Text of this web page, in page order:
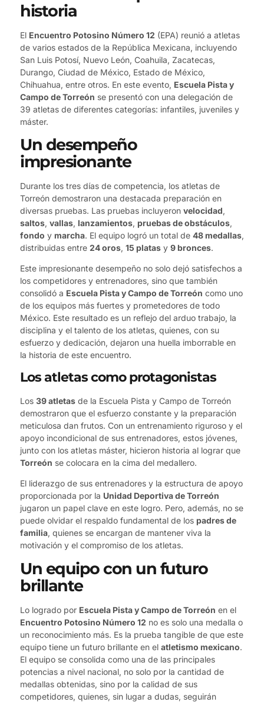
historia
El Encuentro Potosino Número 12 (EPA) reunió a atletas
de varios estados de la República Mexicana, incluyendo
San Luis Potosí, Nuevo León, Coahuila, Zacatecas,
Durango, Ciudad de México, Estado de México,
Chihuahua, entre otros. En este evento, Escuela Pista y
Campo de Torreón se presentó con una delegación de
39 atletas de diferentes categorías: infantiles, juveniles y
máster.
Un desempeño
impresionante
Durante los tres días de competencia, los atletas de
Torreón demostraron una destacada preparación en
diversas pruebas. Las pruebas incluyeron velocidad,
saltos, vallas, lanzamientos, pruebas de obstáculos,
fondo y marcha. El equipo logró un total de 48 medallas,
distribuidas entre 24 oros, 15 platas y 9 bronces.
Este impresionante desempeño no solo dejó satisfechos a
los competidores y entrenadores, sino que también
consolidó a Escuela Pista y Campo de Torreón como uno
de los equipos más fuertes y prometedores de todo
México. Este resultado es un reflejo del arduo trabajo, la
disciplina y el talento de los atletas, quienes, con su
esfuerzo y dedicación, dejaron una huella imborrable en
la historia de este encuentro.
Los atletas como protagonistas
Los 39 atletas de la Escuela Pista y Campo de Torreón
demostraron que el esfuerzo constante y la preparación
meticulosa dan frutos. Con un entrenamiento riguroso y el
apoyo incondicional de sus entrenadores, estos jóvenes,
junto con los atletas máster, hicieron historia al lograr que
Torreón se colocara en la cima del medallero.
El liderazgo de sus entrenadores y la estructura de apoyo
proporcionada por la Unidad Deportiva de Torreón
jugaron un papel clave en este logro. Pero, además, no se
puede olvidar el respaldo fundamental de los padres de
familia, quienes se encargan de mantener viva la
motivación y el compromiso de los atletas.
Un equipo con un futuro
brillante
Lo logrado por Escuela Pista y Campo de Torreón en el
Encuentro Potosino Número 12 no es solo una medalla o
un reconocimiento más. Es la prueba tangible de que este
equipo tiene un futuro brillante en el atletismo mexicano.
El equipo se consolida como una de las principales
potencias a nivel nacional, no solo por la cantidad de
medallas obtenidas, sino por la calidad de sus
competidores, quienes, sin lugar a dudas, seguirán